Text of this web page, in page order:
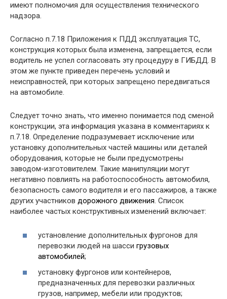
имеют полномочия для осуществления технического
надзора.
Согласно п.7.18 Приложения к ПДД эксплуатация ТС,
конструкция которых была изменена, запрещается, если
водитель не успел согласовать эту процедуру в ГИБДД. В
этом же пункте приведен перечень условий и
неисправностей, при которых запрещено передвигаться
на автомобиле.
Следует точно знать, что именно понимается под сменой
конструкции, эта информация указана в комментариях к
п.7.18. Определение подразумевает исключение или
установку дополнительных частей машины или деталей
оборудования, которые не были предусмотрены
заводом-изготовителем. Такие манипуляции могут
негативно повлиять на работоспособность автомобиля,
безопасность самого водителя и его пассажиров, а также
других участников дорожного движения. Список
наиболее частых конструктивных изменений включает:
установление дополнительных фургонов для
перевозки людей на шасси грузовых
автомобилей;
установку фургонов или контейнеров,
предназначенных для перевозки различных
грузов, например, мебели или продуктов;